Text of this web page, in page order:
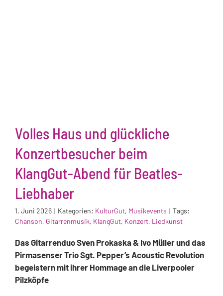
Volles Haus und glückliche
Konzertbesucher beim
KlangGut-Abend für Beatles-
Liebhaber
1. Juni 2026 | Kategorien: KulturGut, Musikevents | Tags:
Chanson, Gitarrenmusik, KlangGut, Konzert, Liedkunst
Das Gitarrenduo Sven Prokaska & Ivo Müller und das
Pirmasenser Trio Sgt. Pepper’s Acoustic Revolution
begeistern mit ihrer Hommage an die Liverpooler
Pilzköpfe